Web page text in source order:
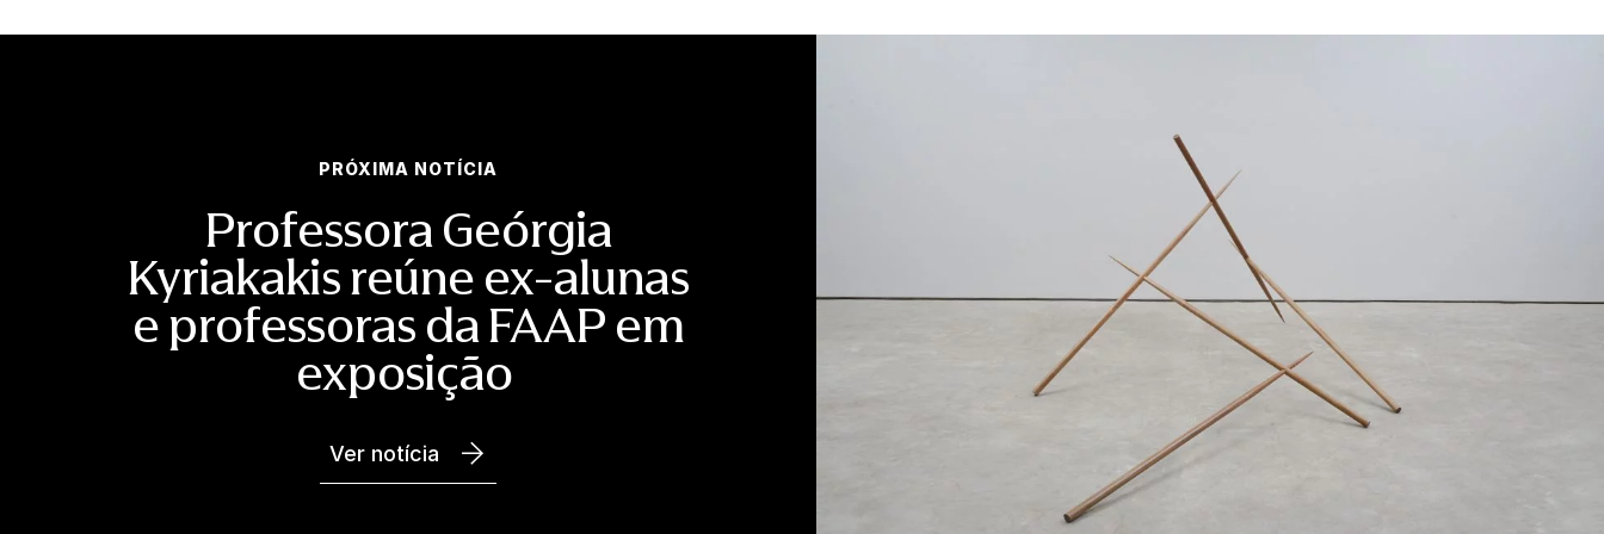
Leão, CEO do Instituto Totex. “Arte da Nossa Gente reafirma o compromisso histórico do MAB FAAP de dialogar com a
território e cultura popular brasileira: Construir, Habitar, Inventar, Celebrar, Disputar e Moldar a Paisagem. Cada núcleo
propõe um percurso singular sobre os modos de viver, imaginar e transformar o país, aproximando obras populares,
regionais e eruditas sem hierarquias rígidas. Arte da nossa gente propõe percorrer a arte brasileira por meio da
paisagem. Ao reunir artistas de diferentes regiões e períodos, a mostra evidencia como a paisagem pode ser
representada, vivenciada e imaginada. Percorrer a exposição é como caminhar por modos distintos de estar no país.
O popular aparece como chave para alargar o olhar sobre a arte brasileira, aproximando o acervo do MAB-FAAP de
artistas e obras vindas de coleções convidadas”, afirma Priscyla Gomes, curadora da exposição. No núcleo “Construir
a Paisagem”, o público é convidado a refletir sobre as imagens que ajudaram a consolidar determinadas ideias de
Brasil, do rural ao urbano, do litoral aos espaços de trabalho, revelando como a paisagem é também uma construção
política e simbólica. Já “Habitar a Paisagem” desloca o olhar para o cotidiano, observando práticas, relações e
memórias que se formam em torno do território vivido. Em “Inventar a Paisagem”, a exposição percorre universos
onde memória, mito, religiosidade e imaginação se encontram, enquanto “Celebrar a Paisagem” evidencia o papel das
festas populares, manifestações coletivas e tradições culturais como espaços de convivência e transmissão de
saberes. Já “Disputar a Paisagem” propõe uma reflexão sobre território, permanência, preservação ambiental e
tensões sociais, e “Moldar a Paisagem” destaca a materialidade do fazer artístico, especialmente em trabalhos
realizados em barro e madeira, evidenciando os conhecimentos transmitidos entre gerações. Arte da Nossa Gente é
realizada pelo Instituto Totex, em parceria com a FAAP, com apresentação da Youse, CNP Seguros Holding Brasil,
Caixa Seguridade e Caixa Residencial, e acontece no Museu de Arte Brasileira MAB FAAP, instituição reconhecida por
sua atuação histórica na preservação e promoção da arte brasileira. “É com responsabilidade e respeito às diferenças
que a CNP Seguros Holding Brasil (CSH) atua no País, contribuindo para uma sociedade mais inclusiva e sustentável.
Estamos comprometidos em apoiar eventos dessa grandeza, que ampliam o acesso à arte e à cultura, aproximando
PRÓXIMA NOTÍCIA
Professora Geórgia
Kyriakakis reúne ex-alunas
e professoras da FAAP em
exposição
Ver notícia